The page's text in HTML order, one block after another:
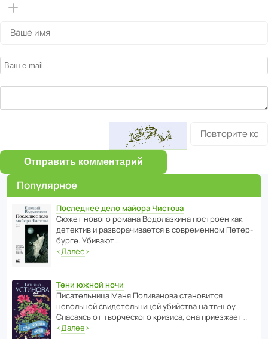
Отправить комментарий
Популярное
Последнее дело майора Чистова
Сюжет нового романа Водо­ла­з­кина пост­роен как
дете­ктив и разво­ра­чи­ва­ется в совре­менном Пете­р­
бурге. Убивают…
‹Далее›
Тени южной ночи
Писа­тель­ница Маня Поли­ва­нова стано­вится
невольной свиде­тель­ницей убийства на тв-шоу.
Спасаясь от твор­че­с­кого кризиса, она приезжает…
‹Далее›